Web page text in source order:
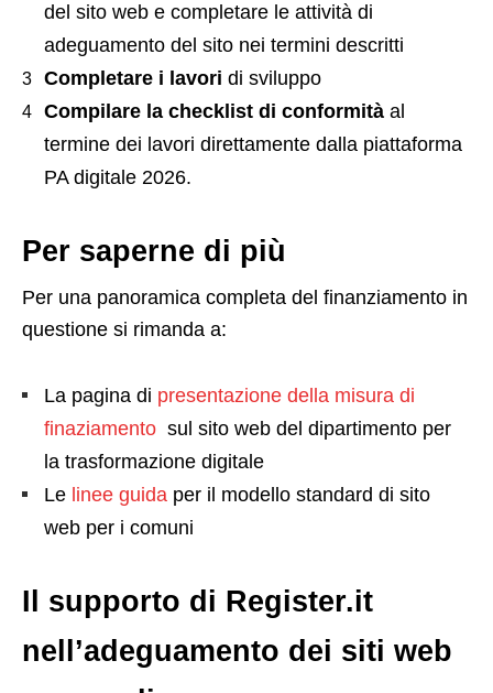
del sito web e completare le attività di
adeguamento del sito nei termini descritti
Completare i lavori di sviluppo
Compilare la checklist di conformità al
termine dei lavori direttamente dalla piattaforma
PA digitale 2026.
Per saperne di più
Per una panoramica completa del finanziamento in
questione si rimanda a:
La pagina di presentazione della misura di
finaziamento sul sito web del dipartimento per
la trasformazione digitale
Le linee guida per il modello standard di sito
web per i comuni
Il supporto di Register.it
nell’adeguamento dei siti web